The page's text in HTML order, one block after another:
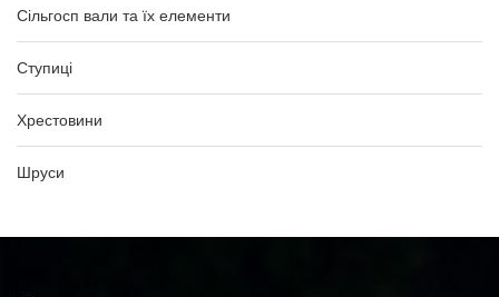
Сільгосп вали та їх елементи
Ступиці
Хрестовини
Шруси